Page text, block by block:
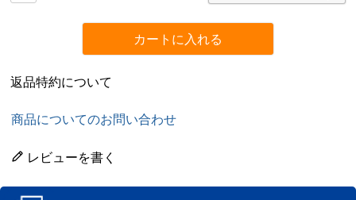
カートに入れる
返品特約について
商品についてのお問い合わせ
レビューを書く